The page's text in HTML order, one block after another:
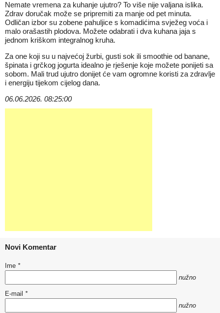
Nemate vremena za kuhanje ujutro? To više nije valjana islika.
Zdrav doručak može se pripremiti za manje od pet minuta.
Odličan izbor su zobene pahuljice s komadićima svježeg voća i
malo orašastih plodova. Možete odabrati i dva kuhana jaja s
jednom kriškom integralnog kruha.
Za one koji su u najvećoj žurbi, gusti sok ili smoothie od banane,
špinata i grčkog jogurta idealno je rješenje koje možete ponijeti sa
sobom. Mali trud ujutro donijet će vam ogromne koristi za zdravlje
i energiju tijekom cijelog dana.
06.06.2026. 08:25:00
Novi Komentar
Ime *
nužno
E-mail *
nužno